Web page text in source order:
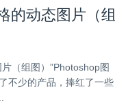
的动态图片（组
（组图）”Photoshop图
不少的产品，捧红了一些